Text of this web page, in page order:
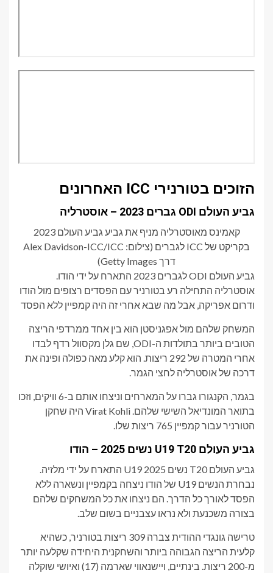
הזוכים בטורנירי ICC האחרונים
גביע העולם ODI גברים 2023 – אוסטרליה
קאמינס מאוסטרליה מניף את גביע גביע העולם 2023
בקריקט של ICC לגברים (צילום: Alex Davidson-ICC/ICC
דרך Getty Images)
גביע העולם ODI לגברים 2023 התארח על ידי הודו.
אוסטרליה התחילה רע בטורניר עם הפסדים רצופים מול הודו
ודרום אפריקה, אבל מה שבא אחרי זה היה קמפיין ללא הפסד
המשחק שלהם מול אפגניסטן הוא בין אחד ממרדפי הריצה
הטובים ביותר בתולדות ה-ODI, שם גלן מקסוול רדף לבדו
אחרי המטרה של 292 ריצות. הוא קלע מאה כפולה ופינה את
דרכה של אוסטרליה לחצי הגמר.
בגמר, הקנגורו גברו על המארחים וניצחו אותם ב-6 וויקים, וזכו
בתואר המונדיאל השישי שלהם. Virat Kohli היה שחקן
הטורניר עבור קמפיין 765 ריצות שלו.
גביע העולם U19 T20 נשים 2025 – הודו
גביע העולם T20 נשים U19 2025 התארח על ידי מלזיה.
נבחרת הנשים U19 של הודו ניצחה בקמפיין ונשארה ללא
הפסד לאורך כל הדרך. הם ניצחו את כל המשחקים שלהם
בצורה משכנעת ולא נראו עצבניים בשום שלב.
טרישה גונגדי ההודית צברה 309 ריצות בטורניר, כשהיא
קלעית הריצה הגבוהה ביותר והשחקנית היחידה שקלעה יותר
מ-200 ריצות. בינתיים, ויישנאווי שארמה (17) ואיושי שוקלה